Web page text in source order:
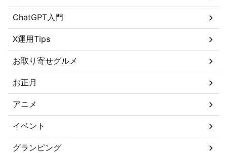
ChatGPT入門
X運用Tips
お取り寄せグルメ
お正月
アニメ
イベント
グランピング